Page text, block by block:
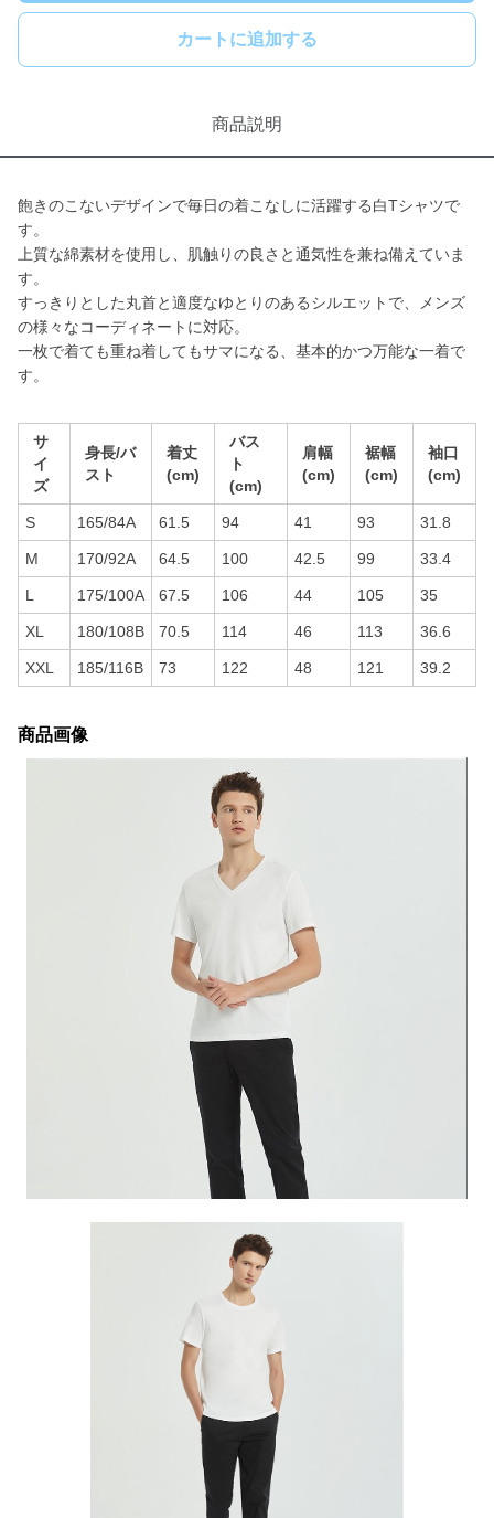
カートに追加する
商品説明
飽きのこないデザインで毎日の着こなしに活躍する白Tシャツで
す。
上質な綿素材を使用し、肌触りの良さと通気性を兼ね備えていま
す。
すっきりとした丸首と適度なゆとりのあるシルエットで、メンズ
の様々なコーディネートに対応。
一枚で着ても重ね着してもサマになる、基本的かつ万能な一着で
す。
サ
イ
ズ
身長/バ
スト
着丈
(cm)
バス
ト
(cm)
肩幅
(cm)
裾幅
(cm)
袖口
(cm)
S 165/84A 61.5 94 41 93 31.8
M 170/92A 64.5 100 42.5 99 33.4
L 175/100A 67.5 106 44 105 35
XL 180/108B 70.5 114 46 113 36.6
XXL 185/116B 73 122 48 121 39.2
商品画像